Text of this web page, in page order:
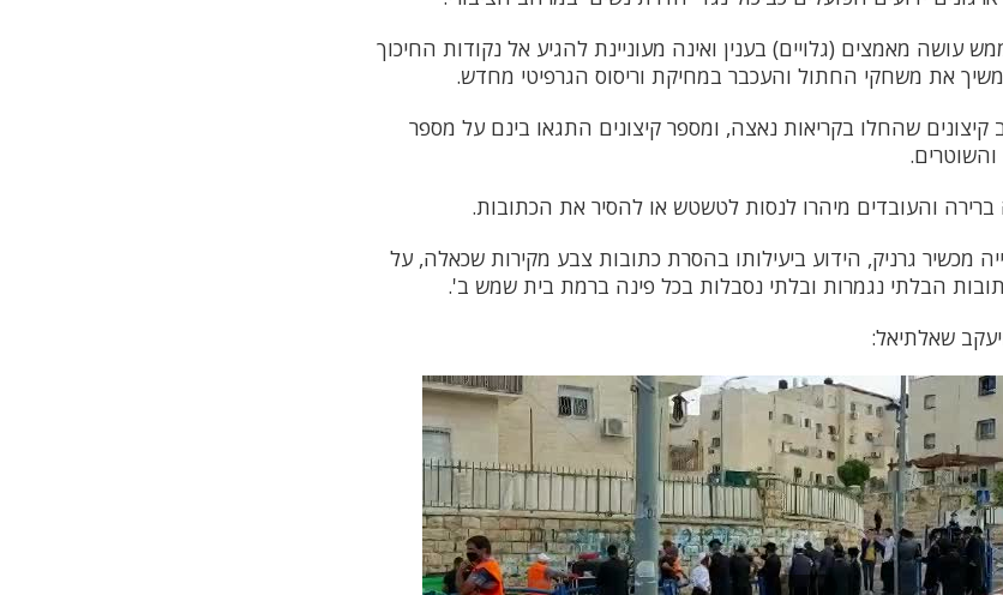
עושה מאמצים (גלויים) בענין ואינה מעוניינת להגיע אל נקודות החיכוך
את משחקי החתול והעכבר במחיקת וריסוס הגרפיטי מחדש.
שהחלו בקריאות נאצה, ומספר קיצונים התגאו בינם על מספר
ברירה והעובדים מיהרו לנסות לטשטש או להסיר את הכתובות.
מכשיר גרניק, הידוע ביעילותו בהסרת כתובות צבע מקירות שכאלה, על
הבלתי נגמרות ובלתי נסבלות בכל פינה ברמת בית שמש ב'.
שאלתיאל: